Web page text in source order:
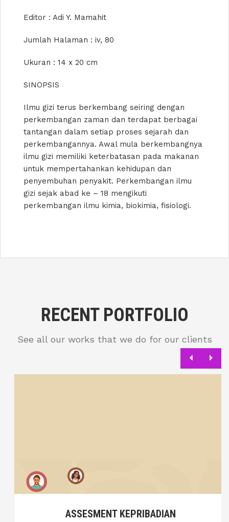
Editor : Adi Y. Mamahit
Jumlah Halaman : iv, 80
Ukuran : 14 x 20 cm
SINOPSIS
Ilmu gizi terus berkembang seiring dengan
perkembangan zaman dan terdapat berbagai
tantangan dalam setiap proses sejarah dan
perkembangannya. Awal mula berkembangnya
ilmu gizi memiliki keterbatasan pada makanan
untuk mempertahankan kehidupan dan
penyembuhan penyakit. Perkembangan ilmu
gizi sejak abad ke – 18 mengikuti
perkembangan ilmu kimia, biokimia, fisiologi.
RECENT PORTFOLIO
See all our works that we do for our clients
ASSESMENT KEPRIBADIAN